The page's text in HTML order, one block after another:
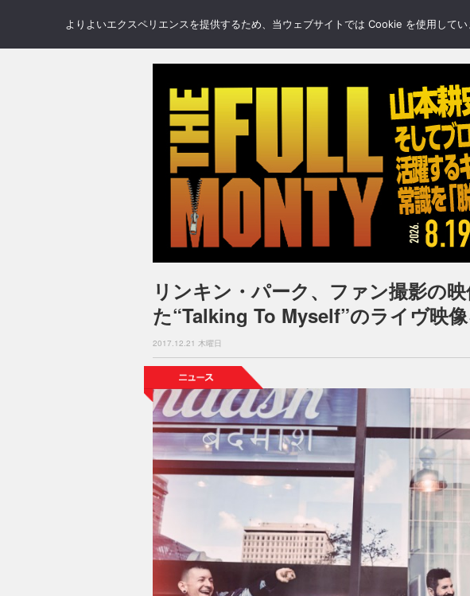
NEWS REVIEWS GALLERY BLOGS
リンキン・パーク、ファン撮影の
た“Talking To Myself”のライヴ映
2017.12.21 木曜日
よりよいエクスペリエンスを提供するため、当ウェブサイトでは Cookie を使用して